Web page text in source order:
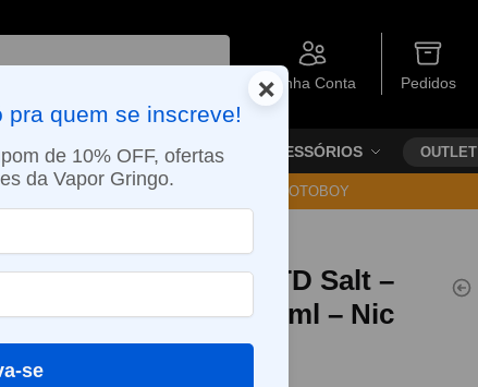
Minha Conta Pedidos
NICOTINA ORAL ACESSÓRIOS OUTLET
PEDIDOS APROVADOS ATÉ 15:30 VIA MOTOBOY
Líquido BLVK LMTD Salt –
Sour Spearmint 30ml – Nic
Salt
×
quem se inscreve!
de 10% OFF, ofertas
da Vapor Gringo.
se